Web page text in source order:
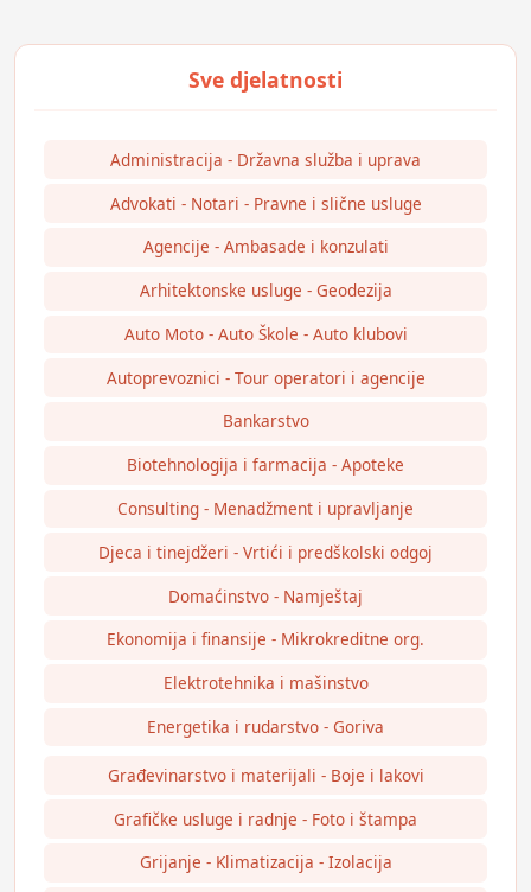
Administracija - Državna služba i uprava
Advokati - Notari - Pravne i slične usluge
Agencije - Ambasade i konzulati
Arhitektonske usluge - Geodezija
Auto Moto - Auto Škole - Auto klubovi
Autoprevoznici - Tour operatori i agencije
Bankarstvo
Biotehnologija i farmacija - Apoteke
Consulting - Menadžment i upravljanje
Djeca i tinejdžeri - Vrtići i predškolski odgoj
Domaćinstvo - Namještaj
Ekonomija i finansije - Mikrokreditne org.
Elektrotehnika i mašinstvo
Energetika i rudarstvo - Goriva
Građevinarstvo i materijali - Boje i lakovi
Grafičke usluge i radnje - Foto i štampa
Grijanje - Klimatizacija - Izolacija